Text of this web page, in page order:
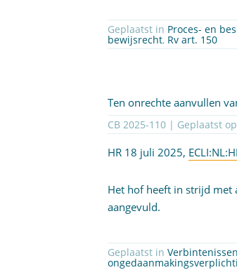
Geplaatst in Proces- en
bewijsrecht, Rv art. 150
Ten onrechte aanvullen
CB 2025-110 | Geplaatst
HR 18 juli 2025,
Het hof heeft in strijd met
aangevuld.
Geplaatst in